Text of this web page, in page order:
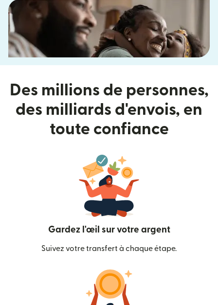
Des millions de personnes,
des milliards d'envois, en
toute confiance
Gardez l'œil sur votre argent
Suivez votre transfert à chaque étape.